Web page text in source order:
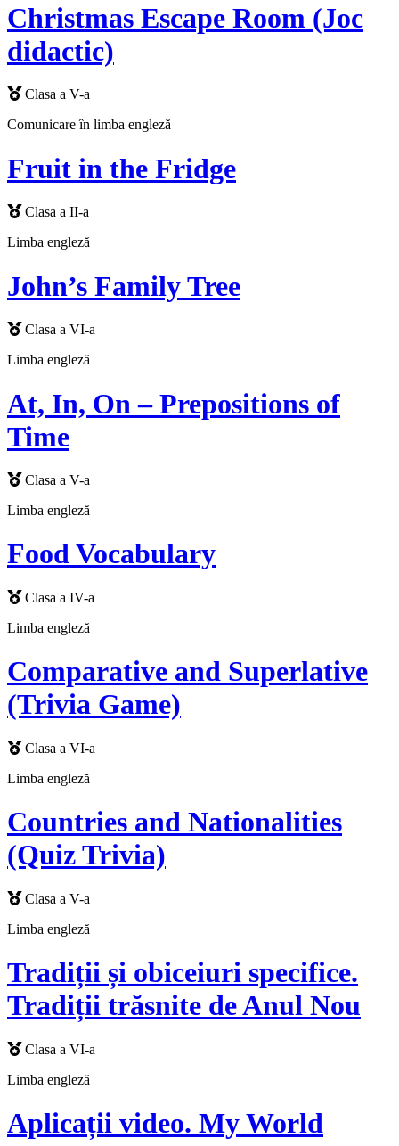
Christmas Escape Room (Joc
didactic)
Clasa a V-a
Comunicare în limba engleză
Fruit in the Fridge
Clasa a II-a
Limba engleză
John’s Family Tree
Clasa a VI-a
Limba engleză
At, In, On – Prepositions of
Time
Clasa a V-a
Limba engleză
Food Vocabulary
Clasa a IV-a
Limba engleză
Comparative and Superlative
(Trivia Game)
Clasa a VI-a
Limba engleză
Countries and Nationalities
(Quiz Trivia)
Clasa a V-a
Limba engleză
Tradiții și obiceiuri specifice.
Tradiții trăsnite de Anul Nou
Clasa a VI-a
Limba engleză
Aplicații video. My World